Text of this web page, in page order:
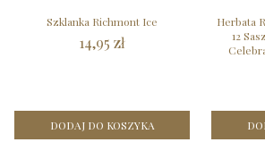
Szklanka Richmont Ice
14,95 zł
DODAJ DO KOSZYKA
Herbata
12